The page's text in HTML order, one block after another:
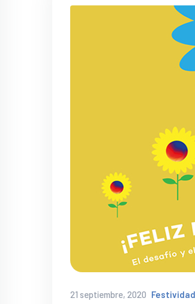
21 septiembre, 2020